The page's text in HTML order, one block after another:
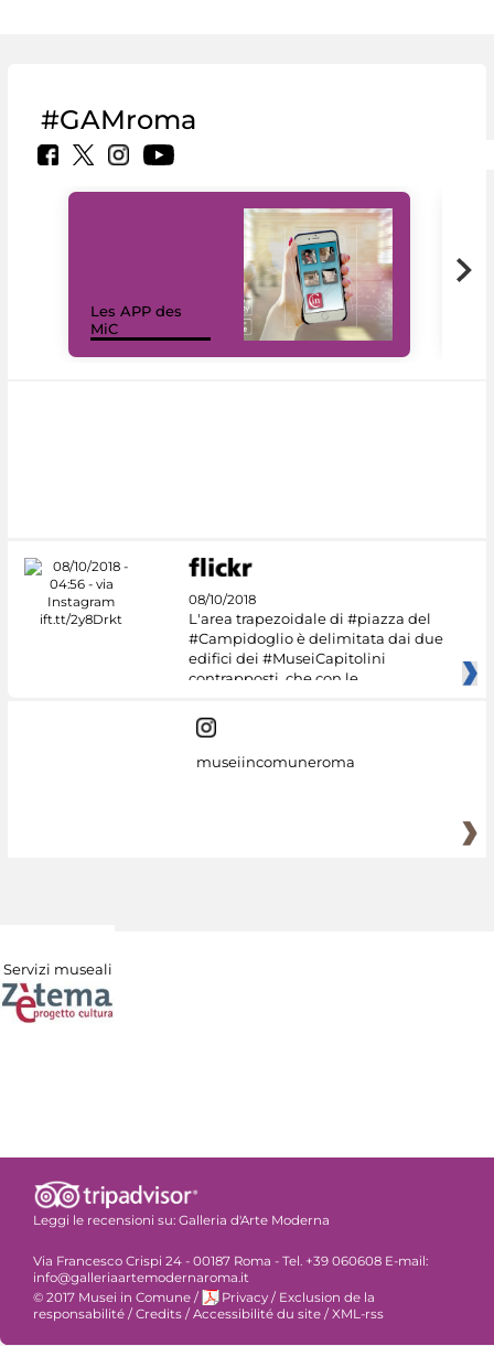
#GAMroma
Les APP des
MiC
08/10/2018
L'area trapezoidale di #piazza del
#Campidoglio è delimitata dai due
edifici dei #MuseiCapitolini
contrapposti, che con le
museiincomuneroma
Servizi museali
Leggi le recensioni su: Galleria d'Arte Moderna
Via Francesco Crispi 24 - 00187 Roma - Tel. +39 060608 E-mail:
info@galleriaartemodernaroma.it
© 2017 Musei in Comune / Privacy / Exclusion de la
responsabilité /Credits /Accessibilité du site /XML-rss